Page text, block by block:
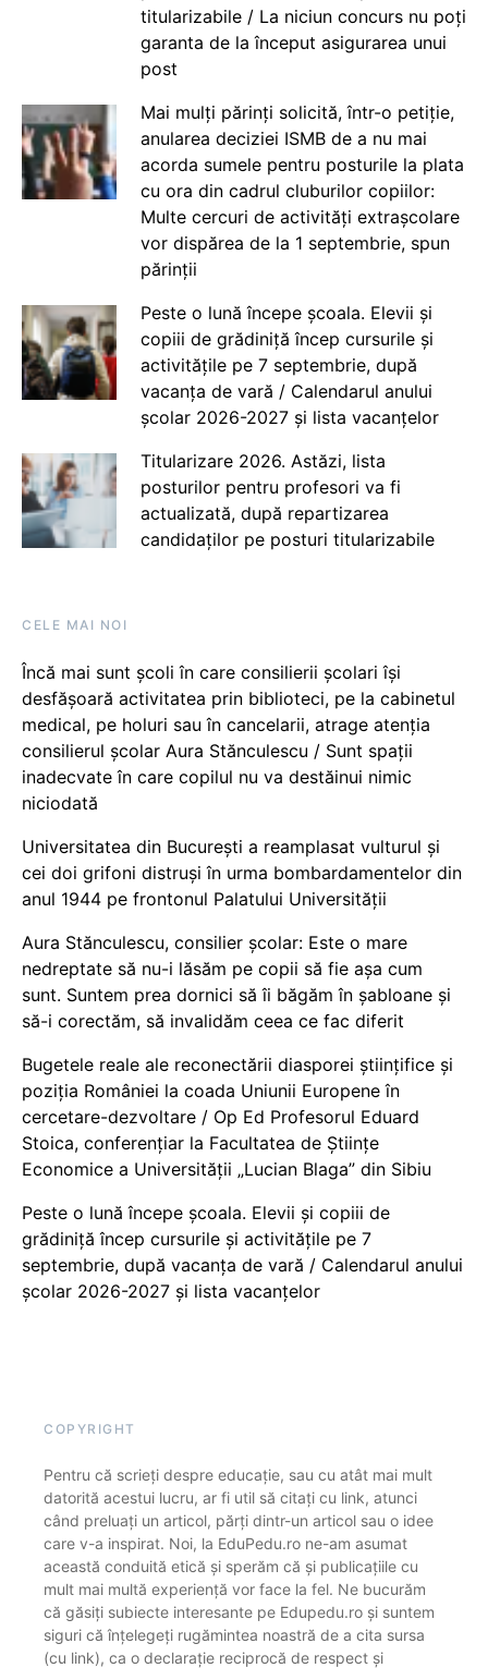
titularizabile / La niciun concurs nu poți
garanta de la început asigurarea unui
post
Mai mulți părinți solicită, într-o petiție,
anularea deciziei ISMB de a nu mai
acorda sumele pentru posturile la plata
cu ora din cadrul cluburilor copiilor:
Multe cercuri de activități extrașcolare
vor dispărea de la 1 septembrie, spun
părinții
Peste o lună începe școala. Elevii și
copiii de grădiniță încep cursurile și
activitățile pe 7 septembrie, după
vacanța de vară / Calendarul anului
școlar 2026-2027 și lista vacanțelor
Titularizare 2026. Astăzi, lista
posturilor pentru profesori va fi
actualizată, după repartizarea
candidaților pe posturi titularizabile
CELE MAI NOI
Încă mai sunt școli în care consilierii școlari își
desfășoară activitatea prin biblioteci, pe la cabinetul
medical, pe holuri sau în cancelarii, atrage atenția
consilierul școlar Aura Stănculescu / Sunt spații
inadecvate în care copilul nu va destăinui nimic
niciodată
Universitatea din București a reamplasat vulturul și
cei doi grifoni distruși în urma bombardamentelor din
anul 1944 pe frontonul Palatului Universității
Aura Stănculescu, consilier școlar: Este o mare
nedreptate să nu-i lăsăm pe copii să fie așa cum
sunt. Suntem prea dornici să îi băgăm în șabloane și
să-i corectăm, să invalidăm ceea ce fac diferit
Bugetele reale ale reconectării diasporei științifice și
poziția României la coada Uniunii Europene în
cercetare-dezvoltare / Op Ed Profesorul Eduard
Stoica, conferențiar la Facultatea de Științe
Economice a Universității „Lucian Blaga” din Sibiu
Peste o lună începe școala. Elevii și copiii de
grădiniță încep cursurile și activitățile pe 7
septembrie, după vacanța de vară / Calendarul anului
școlar 2026-2027 și lista vacanțelor
COPYRIGHT
Pentru că scrieți despre educație, sau cu atât mai mult
datorită acestui lucru, ar fi util să citați cu link, atunci
când preluați un articol, părți dintr-un articol sau o idee
care v-a inspirat. Noi, la EduPedu.ro ne-am asumat
această conduită etică și sperăm că și publicațiile cu
mult mai multă experiență vor face la fel. Ne bucurăm
că găsiți subiecte interesante pe Edupedu.ro și suntem
siguri că înțelegeți rugămintea noastră de a cita sursa
(cu link), ca o declarație reciprocă de respect și